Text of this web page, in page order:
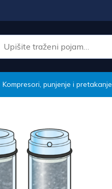
Kompresori, punjenje i pretakanje